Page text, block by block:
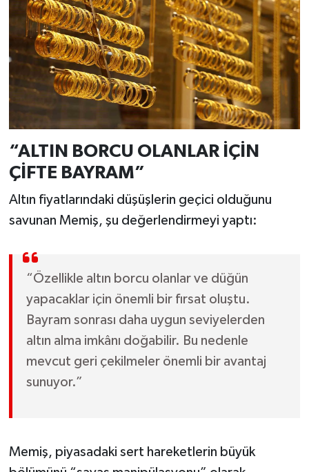
“ALTIN BORCU OLANLAR İÇİN
ÇİFTE BAYRAM”
Altın fiyatlarındaki düşüşlerin geçici olduğunu
savunan Memiş, şu değerlendirmeyi yaptı:
“Özellikle altın borcu olanlar ve düğün
yapacaklar için önemli bir fırsat oluştu.
Bayram sonrası daha uygun seviyelerden
altın alma imkânı doğabilir. Bu nedenle
mevcut geri çekilmeler önemli bir avantaj
sunuyor.”
Memiş, piyasadaki sert hareketlerin büyük